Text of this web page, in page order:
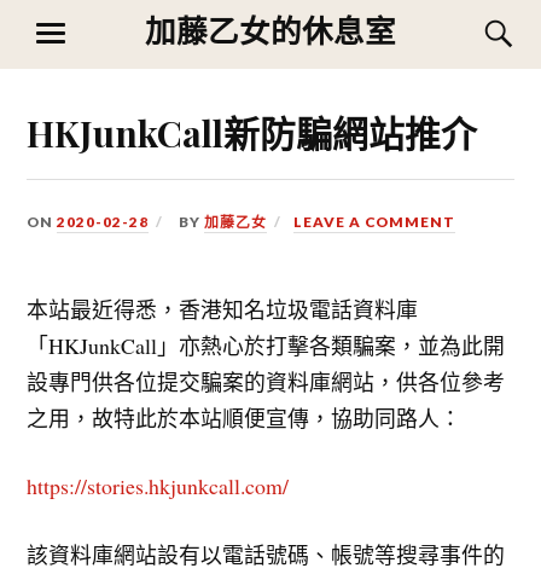
content
加藤乙女的休息室
MENU
HKJunkCall新防騙網站推介
ON2020-02-28 BY加藤乙女 LEAVE A COMMENT
本站最近得悉，香港知名垃圾電話資料庫
「HKJunkCall」亦熱心於打擊各類騙案，並為此開
設專門供各位提交騙案的資料庫網站，供各位參考
之用，故特此於本站順便宣傳，協助同路人：
https://stories.hkjunkcall.com/
該資料庫網站設有以電話號碼、帳號等搜尋事件的